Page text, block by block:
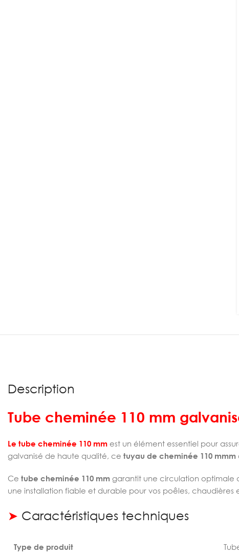
Description
Tube cheminée 110 mm
Le tube cheminée 110 mm est un élément essentiel pour
galvanisé de haute qualité, ce tuyau de cheminée 110 mmm
Ce tube cheminée 110 mm garantit une circulation optimale
une installation fiable et durable pour vos poêles, chaudières
➤ Caractéristiques techniques
Type de produit